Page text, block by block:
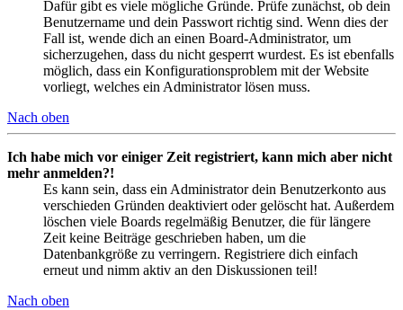
Dafür gibt es viele mögliche Gründe. Prüfe zunächst, ob dein
Benutzername und dein Passwort richtig sind. Wenn dies der
Fall ist, wende dich an einen Board-Administrator, um
sicherzugehen, dass du nicht gesperrt wurdest. Es ist ebenfalls
möglich, dass ein Konfigurationsproblem mit der Website
vorliegt, welches ein Administrator lösen muss.
Nach oben
Ich habe mich vor einiger Zeit registriert, kann mich aber nicht
mehr anmelden?!
Es kann sein, dass ein Administrator dein Benutzerkonto aus
verschieden Gründen deaktiviert oder gelöscht hat. Außerdem
löschen viele Boards regelmäßig Benutzer, die für längere
Zeit keine Beiträge geschrieben haben, um die
Datenbankgröße zu verringern. Registriere dich einfach
erneut und nimm aktiv an den Diskussionen teil!
Nach oben